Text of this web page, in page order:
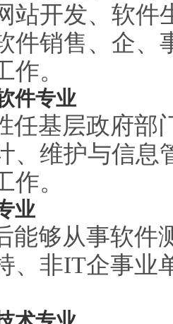
站开发、软件
件销售、企、
作。
专业
基层政府部
、维护与信息
作。
业
够从事软件
、非IT企事业